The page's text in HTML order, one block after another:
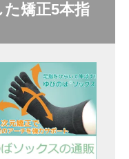
た矯正5本指